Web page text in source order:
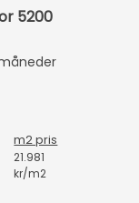
5200
m2 pris
21.981
kr/m2